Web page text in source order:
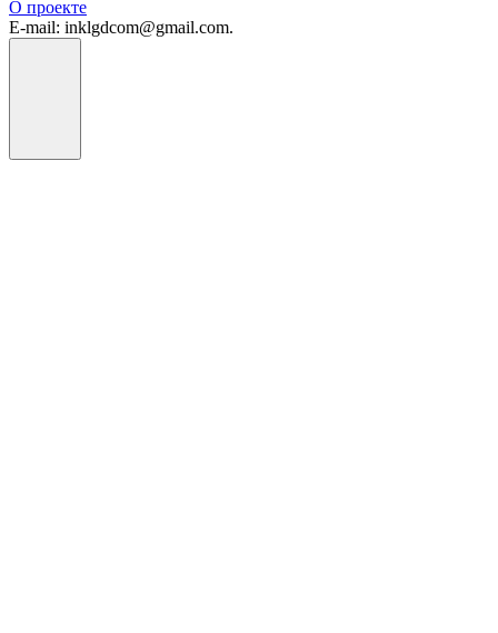
О проекте
E-mail: inklgdcom@gmail.com.